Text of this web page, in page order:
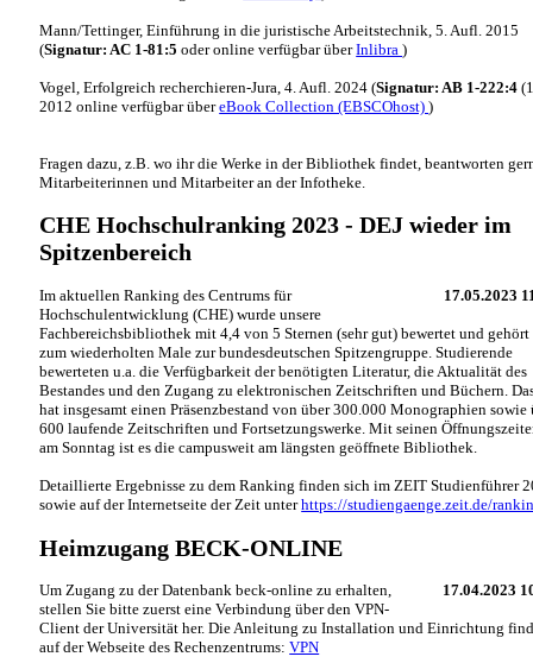
Mann/Tettinger, Einführung in die juristische Arbeitstechnik, 5. Aufl. 2015
(Signatur: AC 1-81:5 oder online verfügbar überInlibra)
Vogel, Erfolgreich recherchieren-Jura, 4. Aufl. 2024 (Signatur: AB 1-222:4
2012 online verfügbar übereBook Collection (EBSCOhost))
Fragen dazu, z.B. wo ihr die Werke in der Bibliothek findet, beantworten
Mitarbeiterinnen und Mitarbeiter an der Infotheke.
CHE Hochschulranking 2023 - DEJ wieder im
Spitzenbereich
17.05.2023
Im aktuellen Ranking des Centrums für
Hochschulentwicklung (CHE) wurde unsere
Fachbereichsbibliothek mit 4,4 von 5 Sternen (sehr gut) bewertet und
zum wiederholten Male zur bundesdeutschen Spitzengruppe. Studierende
bewerteten u.a. die Verfügbarkeit der benötigten Literatur, die Aktualität des
Bestandes und den Zugang zu elektronischen Zeitschriften und Büchern.
hat insgesamt einen Präsenzbestand von über 300.000 Monographien sowie
600 laufende Zeitschriften und Fortsetzungswerke. Mit seinen
am Sonntag ist es die campusweit am längsten geöffnete Bibliothek.
Detaillierte Ergebnisse zu dem Ranking finden sich im ZEIT Studienführer
sowie auf der Internetseite der Zeit unterhttps://studiengaenge.zeit.de/
Heimzugang BECK-ONLINE
17.04.2023
Um Zugang zu der Datenbank beck-online zu erhalten,
stellen Sie bitte zuerst eine Verbindung über den VPN-
Client der Universität her. Die Anleitung zu Installation und Einrichtung
auf der Webseite des Rechenzentrums:VPN